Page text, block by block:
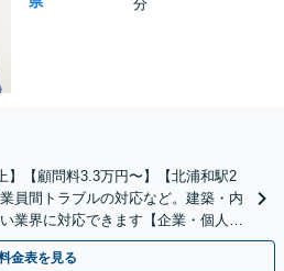
分
】【顧問料3.3万円〜】【北浦和駅2
員間トラブルの対応など。建築・内
業界に対応できます【企業・個人事
金表を見る